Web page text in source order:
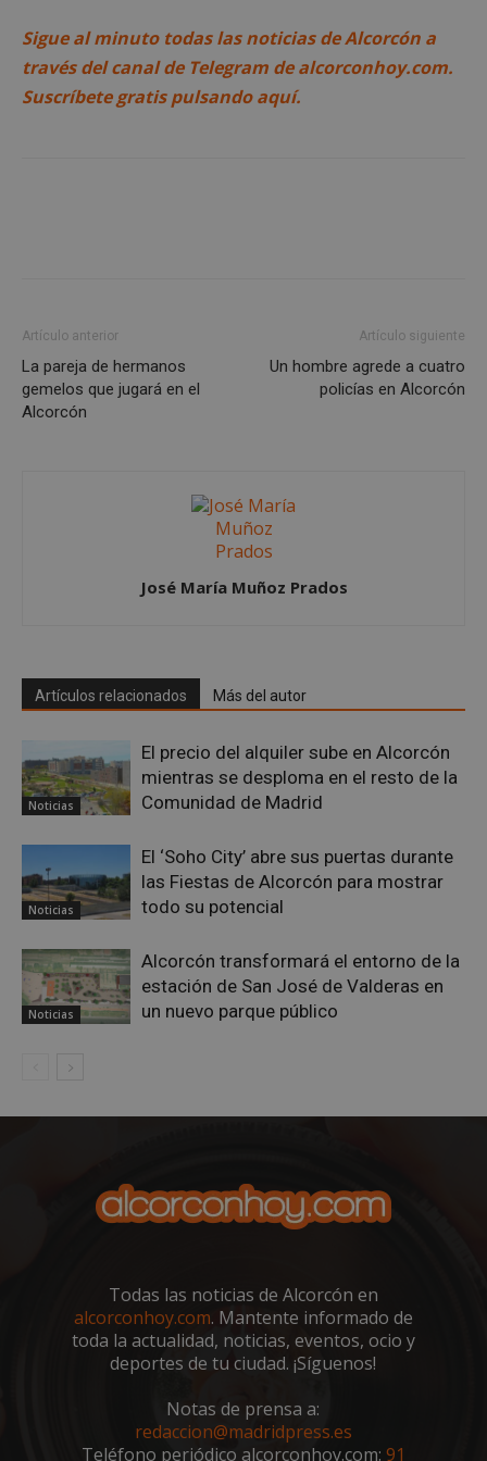
Sigue al minuto todas las noticias de Alcorcón a
través del canal de Telegram de alcorconhoy.com.
Suscríbete gratis pulsando aquí.
Artículo anterior
La pareja de hermanos
gemelos que jugará en el
Alcorcón
Artículo siguiente
Un hombre agrede a cuatro
policías en Alcorcón
José María Muñoz Prados
Artículos relacionados Más del autor
Noticias
El precio del alquiler sube en Alcorcón
mientras se desploma en el resto de la
Comunidad de Madrid
Noticias
El ‘Soho City’ abre sus puertas durante
las Fiestas de Alcorcón para mostrar
todo su potencial
Noticias
Alcorcón transformará el entorno de la
estación de San José de Valderas en
un nuevo parque público
Todas las noticias de Alcorcón en
alcorconhoy.com. Mantente informado de
toda la actualidad, noticias, eventos, ocio y
deportes de tu ciudad. ¡Síguenos!
Notas de prensa a:
redaccion@madridpress.es
Teléfono periódico alcorconhoy.com: 91
Cookies de rendimiento
Cookies de preferencias
Cookies de funcionalidad
alcorconhoy.com
AWSALBCORS
Amazon.com
Inc.
embed.bsky.app
1 semana
sp_landing
Spotify Inc.
23 horas 59
VISITOR_PRIVACY_METADATA
YouTube
.youtube.com